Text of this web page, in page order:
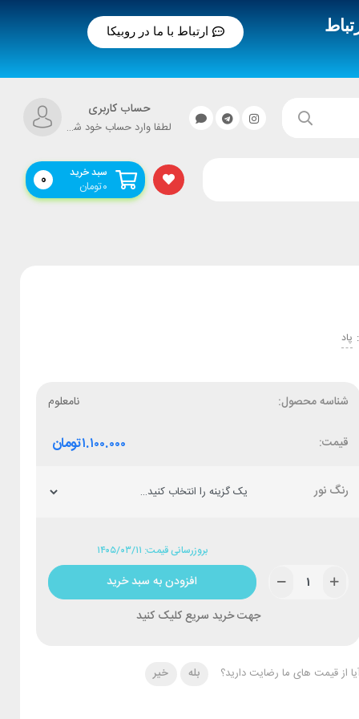
ارتباط با ما در روبیکا
حساب کاربری
لطفا وارد حساب خود شوید!
سبد خرید
تومان۰ 0
پاد
شناسه محصول: نامعلوم
قیمت: تومان۱.۱۰۰.۰۰۰
رنگ نور
بروزرسانی قیمت: ۱۴۰۵/۰۳/۱۱
افزودن به سبد خرید
جهت خرید سریع کلیک کنید
از قیمت های ما رضایت دارید؟ بله خیر